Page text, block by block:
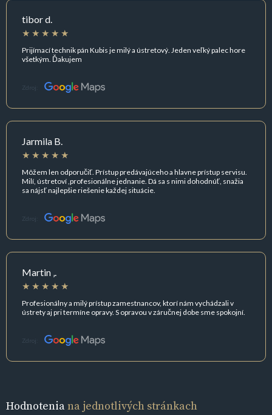
tibor d.
Prijímací technik pán Kubis je milý a ústretový. Jeden veľký palec hore
všetkým. Ďakujem
Zdroj:
Jarmila B.
Môžem len odporučiť. Prístup predávajúceho a hlavne prístup servisu.
Milí, ústretoví ,profesionálne jednanie. Dá sa s nimi dohodnúť, snažia
sa nájsť najlepšie riešenie každej situácie.
Zdroj:
Martin ‚.
Profesionálny a milý prístup zamestnancov, ktorí nám vychádzali v
ústrety aj pri termíne opravy. S opravou v záručnej dobe sme spokojní.
Zdroj:
Hodnoteniana jednotlivých stránkach